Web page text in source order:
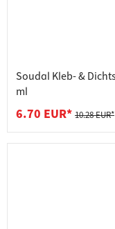
Soudal Kleb- &
ml
6.70 EUR* 10.28 EUR*